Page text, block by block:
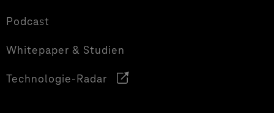
Podcast
Whitepaper & Studien
Technologie-Radar